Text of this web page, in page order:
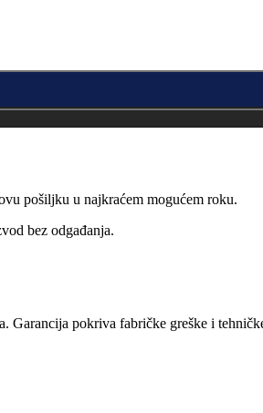
pošiljku u najkraćem mogućem roku.
bez odgađanja.
Garancija pokriva fabričke greške i